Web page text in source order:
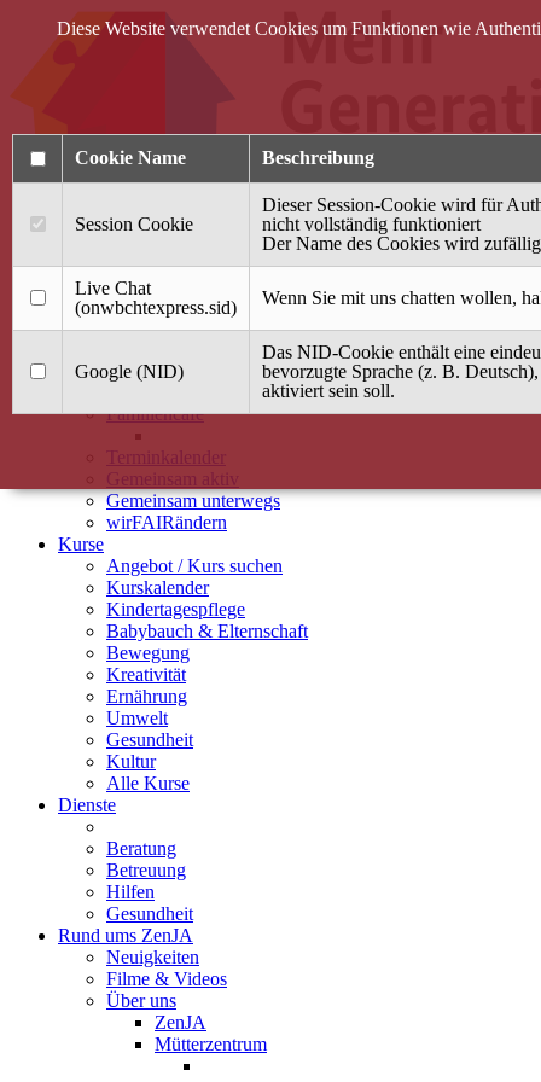
Anmelden
Startseite
Treffpunkt Jung & Alt
40 Jahre Mütterzentrum
Familiencafé
Terminkalender
Gemeinsam aktiv
Gemeinsam unterwegs
wirFAIRändern
Kurse
Angebot / Kurs suchen
Kurskalender
Kindertagespflege
Babybauch & Elternschaft
Bewegung
Kreativität
Ernährung
Umwelt
Gesundheit
Kultur
Alle Kurse
Dienste
Beratung
Betreuung
Hilfen
Gesundheit
Rund ums ZenJA
Neuigkeiten
Filme & Videos
Über uns
ZenJA
Mütterzentrum
Diese Website verwendet Cookies um Funktionen wie
Cookie Name Beschreibung
Session Cookie
Dieser Session-Cookie wird für
nicht vollständig funktioniert
Der Name des Cookies wird
Live Chat
(onwbchtexpress.sid)
Wenn Sie mit uns chatten wollen,
Google (NID)
Das NID-Cookie enthält eine
bevorzugte Sprache (z. B.
aktiviert sein soll.